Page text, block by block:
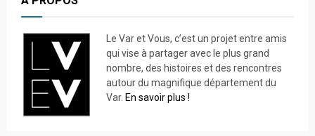
Le Var et Vous, c’est un projet entre amis
qui vise à partager avec le plus grand
nombre, des histoires et des rencontres
autour du magnifique département du
Var. En savoir plus !